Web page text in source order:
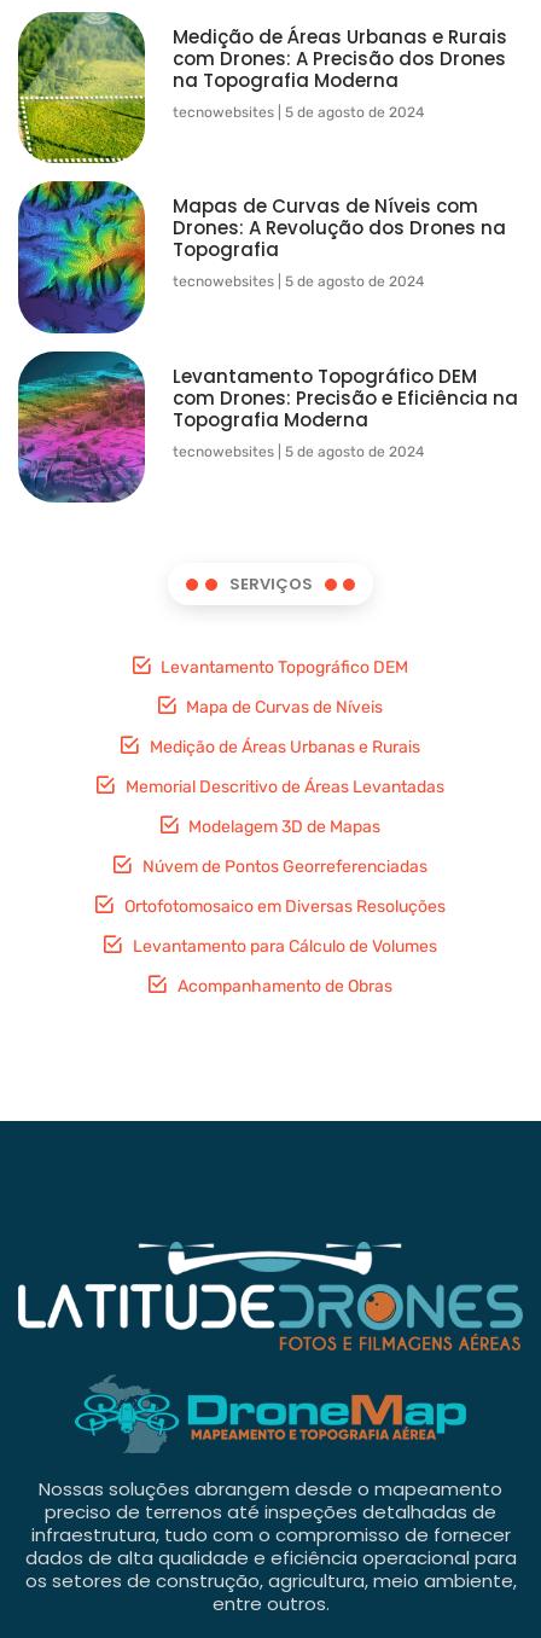
Medição de Áreas Urbanas e Rurais
com Drones: A Precisão dos Drones
na Topografia Moderna
tecnowebsites 5 de agosto de 2024
Mapas de Curvas de Níveis com
Drones: A Revolução dos Drones na
Topografia
tecnowebsites 5 de agosto de 2024
Levantamento Topográfico DEM
com Drones: Precisão e Eficiência na
Topografia Moderna
tecnowebsites 5 de agosto de 2024
SERVIÇOS
Levantamento Topográfico DEM
Mapa de Curvas de Níveis
Medição de Áreas Urbanas e Rurais
Memorial Descritivo de Áreas Levantadas
Modelagem 3D de Mapas
Núvem de Pontos Georreferenciadas
Ortofotomosaico em Diversas Resoluções
Levantamento para Cálculo de Volumes
Acompanhamento de Obras
Nossas soluções abrangem desde o mapeamento
preciso de terrenos até inspeções detalhadas de
infraestrutura, tudo com o compromisso de fornecer
dados de alta qualidade e eficiência operacional para
os setores de construção, agricultura, meio ambiente,
entre outros.